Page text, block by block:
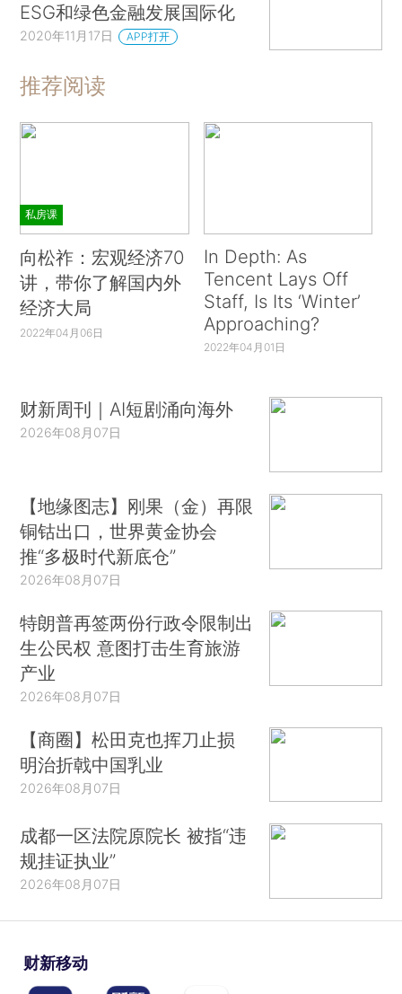
ESG和绿色金融发展国际化
2020年11月17日 APP打开
推荐阅读
私房课
向松祚：宏观经济70
讲，带你了解国内外
经济大局
2022年04月06日
In Depth: As
Tencent Lays Off
Staff, Is Its ‘Winter’
Approaching?
2022年04月01日
财新周刊｜AI短剧涌向海外
2026年08月07日
【地缘图志】刚果（金）再限
铜钴出口，世界黄金协会
推“多极时代新底仓”
2026年08月07日
特朗普再签两份行政令限制出
生公民权 意图打击生育旅游
产业
2026年08月07日
【商圈】松田克也挥刀止损
明治折戟中国乳业
2026年08月07日
成都一区法院原院长 被指“违
规挂证执业”
2026年08月07日
财新移动